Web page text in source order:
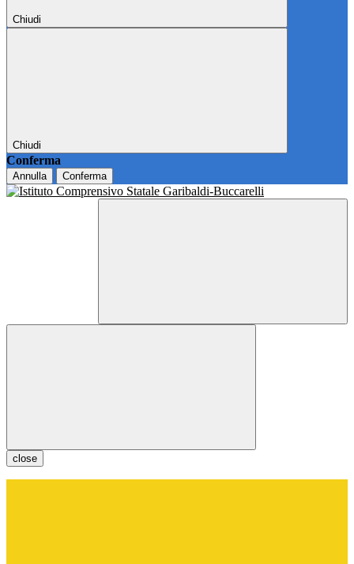
Chiudi
Chiudi
Conferma
Annulla Conferma
close